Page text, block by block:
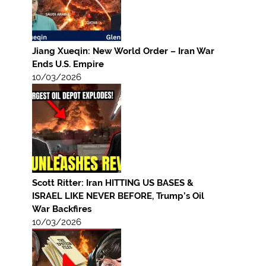
Jiang Xueqin: New World Order – Iran War
Ends U.S. Empire
10/03/2026
Scott Ritter: Iran HITTING US BASES &
ISRAEL LIKE NEVER BEFORE, Trump’s Oil
War Backfires
10/03/2026